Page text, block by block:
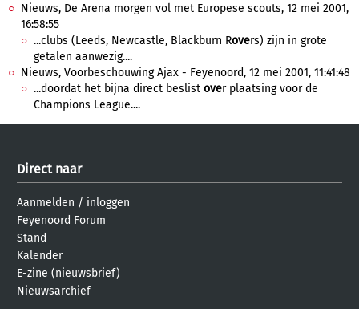
Nieuws, De Arena morgen vol met Europese scouts, 12 mei 2001,
16:58:55
...clubs (Leeds, Newcastle, Blackburn Rovers) zijn in grote
getalen aanwezig....
Nieuws, Voorbeschouwing Ajax - Feyenoord, 12 mei 2001, 11:41:48
...doordat het bijna direct beslist over plaatsing voor de
Champions League....
Direct naar
Aanmelden / inloggen
Feyenoord Forum
Stand
Kalender
E-zine (nieuwsbrief)
Nieuwsarchief